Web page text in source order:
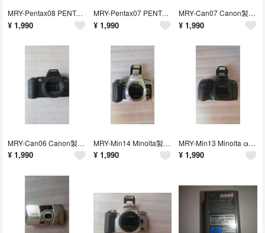
MRY-Pentax08 PENTAX製一眼レフ フィルムカメラ本体 SFX
¥ 1,990
MRY-Pentax07 PENTAX製一眼レフ フィルムカメラ本体 SF7
¥ 1,990
MRY-Can07 Canon製一眼レフ フィルムカメラ 本体 EOS 10QD
¥ 1,990
MRY-Can06 Canon製一眼レフ フィルムカメラ 本体EOS Kiss PANOROMA
¥ 1,990
MRY-Min14 Minolta製Sweet α 一眼レフ フィルムカメラ 本体
¥ 1,990
MRY-Min13 Minolta α 303si 一眼レフ フィルムカメラ 本体
¥ 1,990